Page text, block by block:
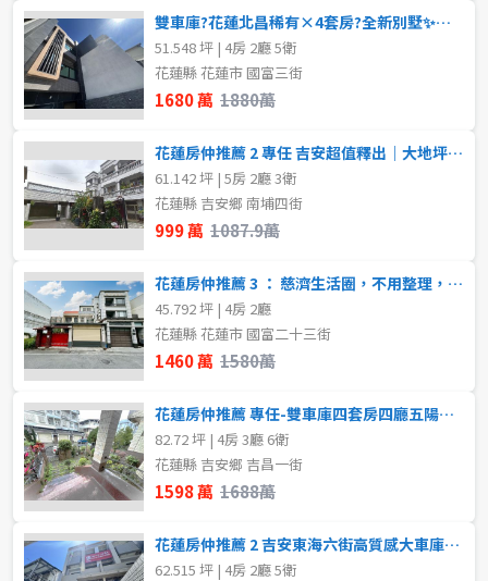
80坪以上
~
不拘
1樓
2樓
4樓
11~20樓
~ 樓
格局
不拘
1房
不拘
1樓
3樓
~ 樓
格局
不拘
1房
租金(元)
雙車庫?花蓮北昌稀有×4套房?全新別墅✨花蓮房仲推薦 6
51.548 坪 | 4房 2廳 5衛
花蓮縣 花蓮市 國富三街
1680 萬 1880萬
花蓮房仲推薦 2 專任 吉安超值釋出｜大地坪庭院宅・錯過不再！
61.142 坪 | 5房 2廳 3衛
花蓮縣 吉安鄉 南埔四街
999 萬 1087.9萬
花蓮房仲推薦 3 ： 慈濟生活圈，不用整理，卻是這個價位！慈濟生活圈，
45.792 坪 | 4房 2廳
花蓮縣 花蓮市 國富二十三街
1460 萬 1580萬
花蓮房仲推薦 專任-雙車庫四套房四廳五陽台六衛別墅
82.72 坪 | 4房 3廳 6衛
花蓮縣 吉安鄉 吉昌一街
1598 萬 1688萬
花蓮房仲推薦 2 吉安東海六街高質感大車庫全新別墅(B)
62.515 坪 | 4房 2廳 5衛